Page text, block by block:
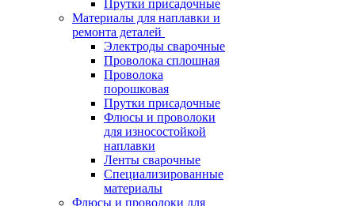
Прутки присадочные
Материалы для наплавки и
ремонта деталей
Электроды сварочные
Проволока сплошная
Проволока
порошковая
Прутки присадочные
Флюсы и проволоки
для износостойкой
наплавки
Ленты сварочные
Специализированные
материалы
Флюсы и проволоки для